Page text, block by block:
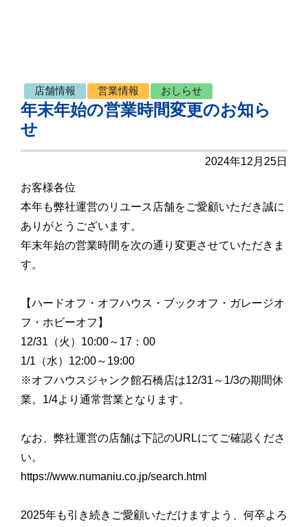
店舗情報 営業情報 おしらせ
年末年始の営業時間変更のお知ら
せ
2024年12月25日
お客様各位
本年も弊社運営のリユース店舗をご愛顧いただき誠に
ありがとうございます。
年末年始の営業時間を次の通り変更させていただきま
す。
【ハードオフ・オフハウス・ブックオフ・ガレージオ
フ・ホビーオフ】
12/31（火）10:00～17：00
1/1（水）12:00～19:00
※オフハウスジャンク館石橋店は12/31～1/3の期間休
業。1/4より通常営業となります。
なお、弊社運営の店舗は下記のURLにてご確認くださ
い。
https://www.numaniu.co.jp/search.html
2025年も引き続きご愛顧いただけますよう、何卒よろ